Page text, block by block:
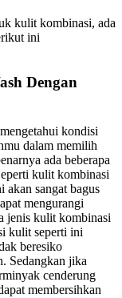
kulit kombinasi, ada
ini
Dengan
kondisi
dalam memilih
ada beberapa
kulit kombinasi
sangat bagus
mengurangi
jenis kulit kombinasi
kulit seperti ini
beresiko
Sedangkan jika
cenderung
membersihkan